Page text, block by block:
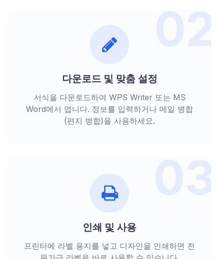
02
다운로드 및 맞춤 설정
서식을 다운로드하여 WPS Writer 또는 MS
Word에서 엽니다. 정보를 입력하거나 메일 병합
(편지 병합)을 사용하세요.
03
인쇄 및 사용
프린터에 라벨 용지를 넣고 디자인을 인쇄하면 전